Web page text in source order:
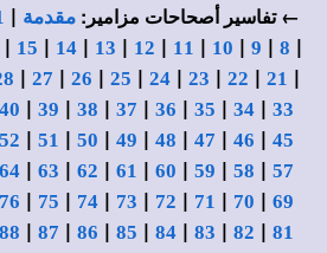
← تفاسير أصحاحات مزامير: مقدمة |
|
8
|
9
|
10
|
11
|
12
|
13
|
14
|
15
|
|
21
|
22
|
23
|
24
|
25
|
26
|
27
|
33
|
34
|
35
|
36
|
37
|
38
|
39
|
40
45
|
46
|
47
|
48
|
49
|
50
|
51
|
52
57
|
58
|
59
|
60
|
61
|
62
|
63
|
64
69
|
70
|
71
|
72
|
73
|
74
|
75
|
76
81
|
82
|
83
|
84
|
85
|
86
|
87
|
88